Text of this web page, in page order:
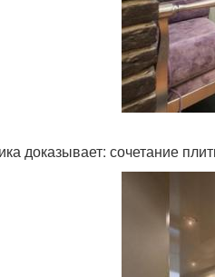
доказывает: сочетание